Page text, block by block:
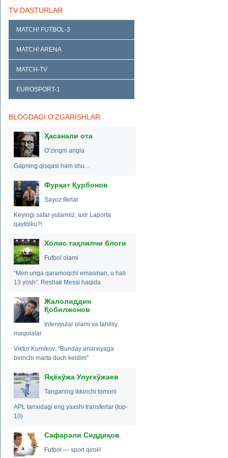
TV DASTURLAR
MATCH! FUTBOL-3
MATCH! ARENA
MATCH-TV
EUROSPORT-1
BLOGDAGI O‘ZGARISHLAR
Ҳасанали ота
O‘zingni angla
Gapning qisqasi ham shu...
Фурқат Қурбонов
Sayoz fikrlar
Keyingi safar yutarmiz, axir Laporta
qaytdiku?!
Холис таҳлилчи блоги
Futbol olami
“Men unga qaramoqchi emasman, u hali
13 yosh”. Reshak Messi haqida
Жалолиддин
Қобилжонов
Intervyular olami va tahliliy
maqolalar
Viktor Kumikov: "Bunday anarxiyaga
birinchi marta duch keldim"
Яҳёхўжа Улуғхўжаев
Tanganing ikkinchi tomoni
APL tarixidagi eng yaxshi transferlar (top-
10)
Сафарали Сиддиқов
Futbol — sport qiroli!